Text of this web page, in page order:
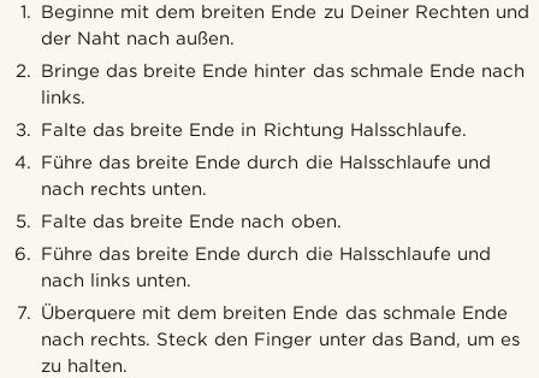
Beginne mit dem breiten Ende zu Deiner Rechten und
der Naht nach außen.
Bringe das breite Ende hinter das schmale Ende nach
links.
Falte das breite Ende in Richtung Halsschlaufe.
Führe das breite Ende durch die Halsschlaufe und
nach rechts unten.
Falte das breite Ende nach oben.
Führe das breite Ende durch die Halsschlaufe und
nach links unten.
Überquere mit dem breiten Ende das schmale Ende
nach rechts. Steck den Finger unter das Band, um es
zu halten.